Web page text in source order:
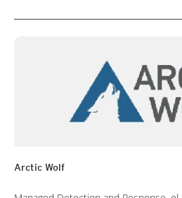
Arctic Wolf